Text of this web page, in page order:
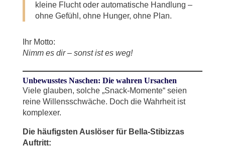
kleine Flucht oder automatische Handlung –
ohne Gefühl, ohne Hunger, ohne Plan.
Ihr Motto:
Nimm es dir – sonst ist es weg!
Unbewusstes Naschen: Die wahren Ursachen
Viele glauben, solche „Snack-Momente“ seien
reine Willensschwäche. Doch die Wahrheit ist
komplexer.
Die häufigsten Auslöser für Bella-Stibizzas
Auftritt: